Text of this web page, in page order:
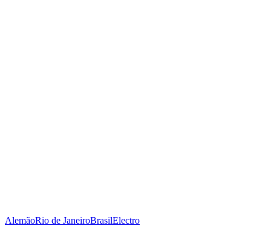
AlemãoRio de JaneiroBrasilElectro